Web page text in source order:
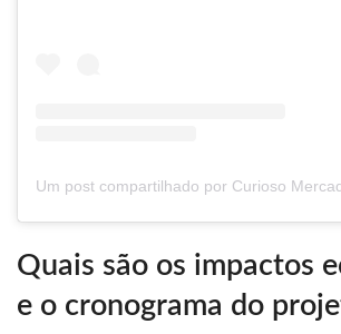
Quais são os impactos
e o cronograma do